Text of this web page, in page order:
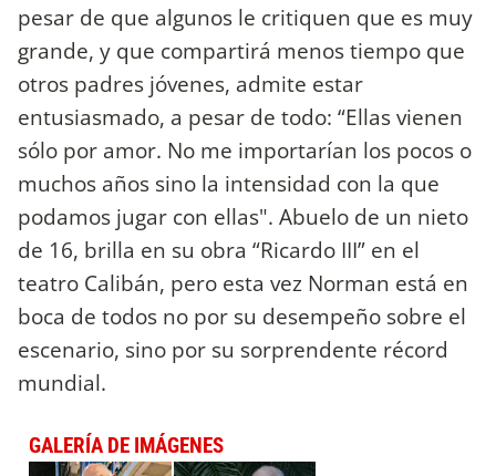
pesar de que algunos le critiquen que es muy
grande, y que compartirá menos tiempo que
otros padres jóvenes, admite estar
entusiasmado, a pesar de todo: “Ellas vienen
sólo por amor. No me importarían los pocos o
muchos años sino la intensidad con la que
podamos jugar con ellas". Abuelo de un nieto
de 16, brilla en su obra “Ricardo III” en el
teatro Calibán, pero esta vez Norman está en
boca de todos no por su desempeño sobre el
escenario, sino por su sorprendente récord
mundial.
GALERÍA DE IMÁGENES